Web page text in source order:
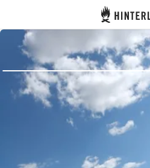
Hinterland
Iniciar sesión